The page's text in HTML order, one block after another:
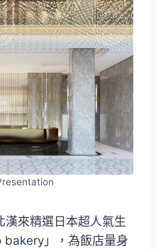
漢來精選日本超人氣生
bakery」，為飯店量身